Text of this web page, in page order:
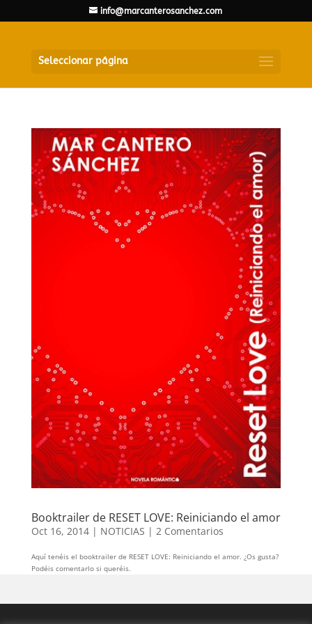
info@marcanterosanchez.com
Seleccionar página
Booktrailer de RESET LOVE: Reiniciando el amor
Oct 16, 2014| NOTICIAS | 2 Comentarios
Aquí tenéis el booktrailer de RESET LOVE: Reiniciando el amor. ¿Os gusta?
Podéis comentarlo si queréis.